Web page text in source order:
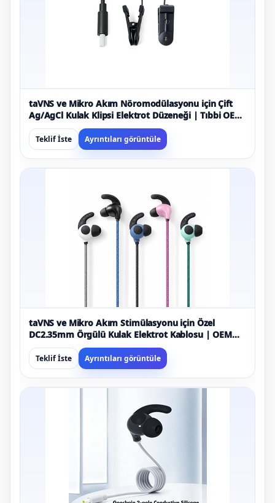
taVNS ve Mikro Akım Nöromodülasyonu için Çift
Ag/AgCl Kulak Klipsi Elektrot Düzeneği | Tıbbi OEM
Üreticisi
Teklif İste Ayrıntıları görüntüle
taVNS ve Mikro Akım Stimülasyonu için Özel
DC2.35mm Örgülü Kulak Elektrot Kablosu | OEM
Tıbbi Kablo Üreticisi
Teklif İste Ayrıntıları görüntüle